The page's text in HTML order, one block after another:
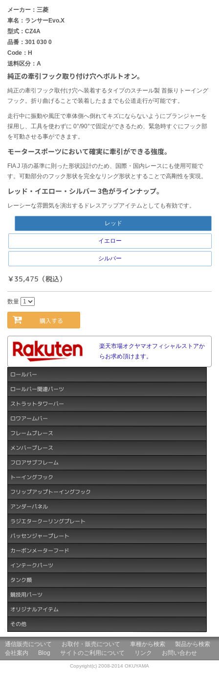
メーカー：三菱
車名：ランサーEvo.X
型式：CZ4A
品番：301 030 0
Code：H
送料区分：A
純正の牽引フック取り付け穴へボルトオン。
純正の牽引フック取付け穴へ装着するタイプのスチール製 首振りトーイング
フック。折り曲げることで装着したままでも公道走行が可能です。
走行中に振動や風圧で車体側へ倒れてキズにならないようにプランジャーを
採用し、工具を使わずに 0°/90°で固定ができるため、緊急時すぐにフック部
を可動させる事ができます。
モータースポーツにおいて確実に牽引ができる強度。
FIA J 項の基準に則った形状設計のため、国際・国内レースにも使用可能で
す。可動部分のフック形状を完全なリング形状とすることで高剛性を実現。
レッド・イエロー・シルバー 3色がラインナップ。
レーシーな雰囲気を演出するドレスアップアイテムとしても有効です。
レッド
イエロー
シルバー
￥35,475（税込）
数量
購入する
楽天市場オクヤマオフィシャルストアか
らお求め頂けます。
ロールバー
ロールバー関連パーツ
ストラットタワーバー
ロワアームバー
フレームブレース
メンバーブレース
フロアサブフレーム
トーイングフック
フリップアップトーイングフック
アンダーパネル
ラジエタークーリングプレート
パッセンジャープレート
カーボンメーターフード
インテークパーツ
タンク類
競技用パーツ
オリジナルアイテム
その他
通信販売について お取付・販売について 車種から検索
製品から検索
会社案内
Blog サイトのご利用について リンク お問い合わせ
Copyright(c) 2008-2014 OKUYAMA